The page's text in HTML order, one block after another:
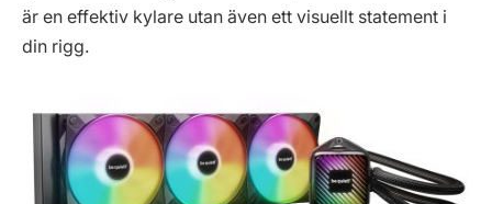
är en effektiv kylare utan även ett visuellt statement i
din rigg.